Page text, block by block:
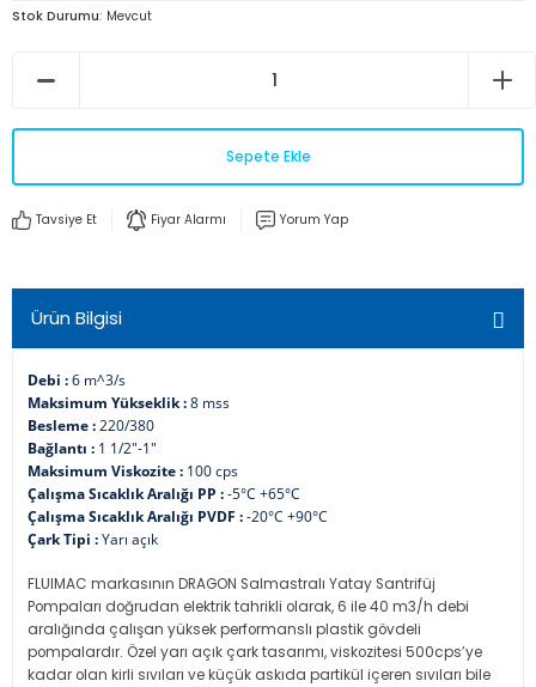
Stok Durumu Mevcut
Sepete Ekle
Tavsiye Et Fiyar Alarmı Yorum Yap
Ürün Bilgisi
Debi :6 m^3/s
Maksimum Yükseklik :8 mss
Besleme :220/380
Bağlantı : 1 1/2"-1"
Maksimum Viskozite : 100 cps
Çalışma Sıcaklık Aralığı PP :-5°C +65°C
Çalışma Sıcaklık Aralığı PVDF :-20°C +90°C
Çark Tipi :Yarı açık
FLUIMAC markasının DRAGON Salmastralı Yatay Santrifüj
Pompaları doğrudan elektrik tahrikli olarak, 6 ile 40 m3/h debi
aralığında çalışan yüksek performanslı plastik gövdeli
pompalardır. Özel yarı açık çark tasarımı, viskozitesi 500cps’ye
kadar olan kirli sıvıları ve küçük askıda partikül içeren sıvıları bile